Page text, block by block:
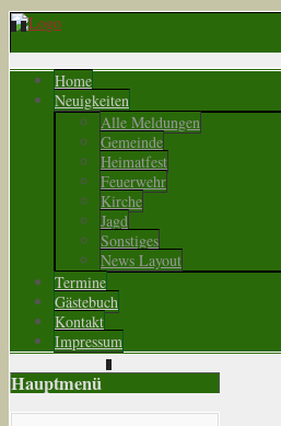
Home
Neuigkeiten
Alle Meldungen
Gemeinde
Heimatfest
Feuerwehr
Kirche
Jagd
Sonstiges
News Layout
Termine
Gästebuch
Kontakt
Impressum
Hauptmenü